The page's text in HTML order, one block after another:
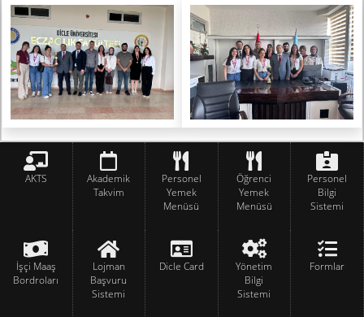
AKTS
Akademik
Takvim
Personel
Yemek
Menüsü
Öğrenci
Yemek
Menüsü
Personel
Bilgi
Sistemi
İşçi Maaş
Bordroları
Lojman
Başvuru
Sistemi
Dicle Card
Yönetim
Bilgi
Sistemi
Formlar